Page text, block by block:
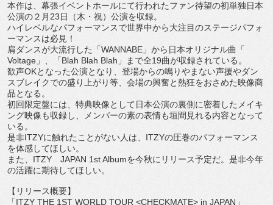
本作は、 幕張イベントホールにて行われたファン待望の初単独日本
公演の２ 月 23日（木・祝）公演を収録。
ハイレベルなパフォーマンスで世界中から大注目のステージパフォ
ーマンスは必見！
肩ダンスが大流行した「WANNABE 」から日本オリジナル曲「
Voltage 」、「Blah Blah Blah 」まで全19曲が収録されている。
歓声OKとなった公演となり、 登場からの鳴りやまない声援やダン
スブレイクでの盛り上がり等、 会場の興奮と熱狂をおさめた映像商
品となる。
初回限定盤には、 特典映像として日本公演の裏側に密着したメイキ
ング映像も収録し
、メンバーの素の表情も垣間見れる内容となって
いる。
是非ITZYに触れたことがない人は、 ITZYの圧巻のパフォーマンス
を体感してほしい。
また、 ITZY JAPAN 1st Albumを今秋にリリース予定だ。 是非今年
の活躍に期待してほしい。
【リリース概要】
「ITZY THE 1ST WORLD TOUR <CHECKMATE> in JAPAN 」